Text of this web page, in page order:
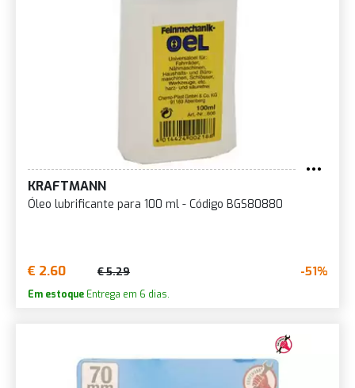
KRAFTMANN
Óleo lubrificante para 100 ml - Código BGS80880
€ 2.60 € 5.29 -51%
Em estoque Entrega em 6 dias.